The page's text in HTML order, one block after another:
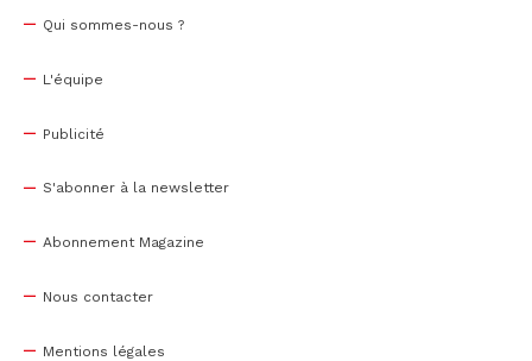
Qui sommes-nous ?
L'équipe
Publicité
S'abonner à la newsletter
Abonnement Magazine
Nous contacter
Mentions légales